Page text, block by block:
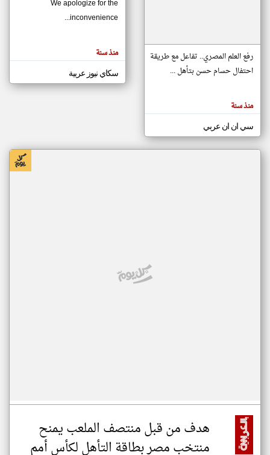
مصادر الأخبار من موريتانيا
اخبار موريتانيا على مدار الساعة
أهم اخبار موريتانيا العاجلة والمباشرة
المقالات
الموجوده
هنا عن
رفع العلم المصري.. تفاعل مع طريقة
احتفال حسام حسن بتأهل ...
منذ سنة
سي ان ان عربي
We apologize for the
inconvenience...
منذ سنة
سكاي نيوز عربية
هدف من قبل منتصف الملعب يمنح
منتخب مصر بطاقة التأهل لكأس أمم
klyoum.com